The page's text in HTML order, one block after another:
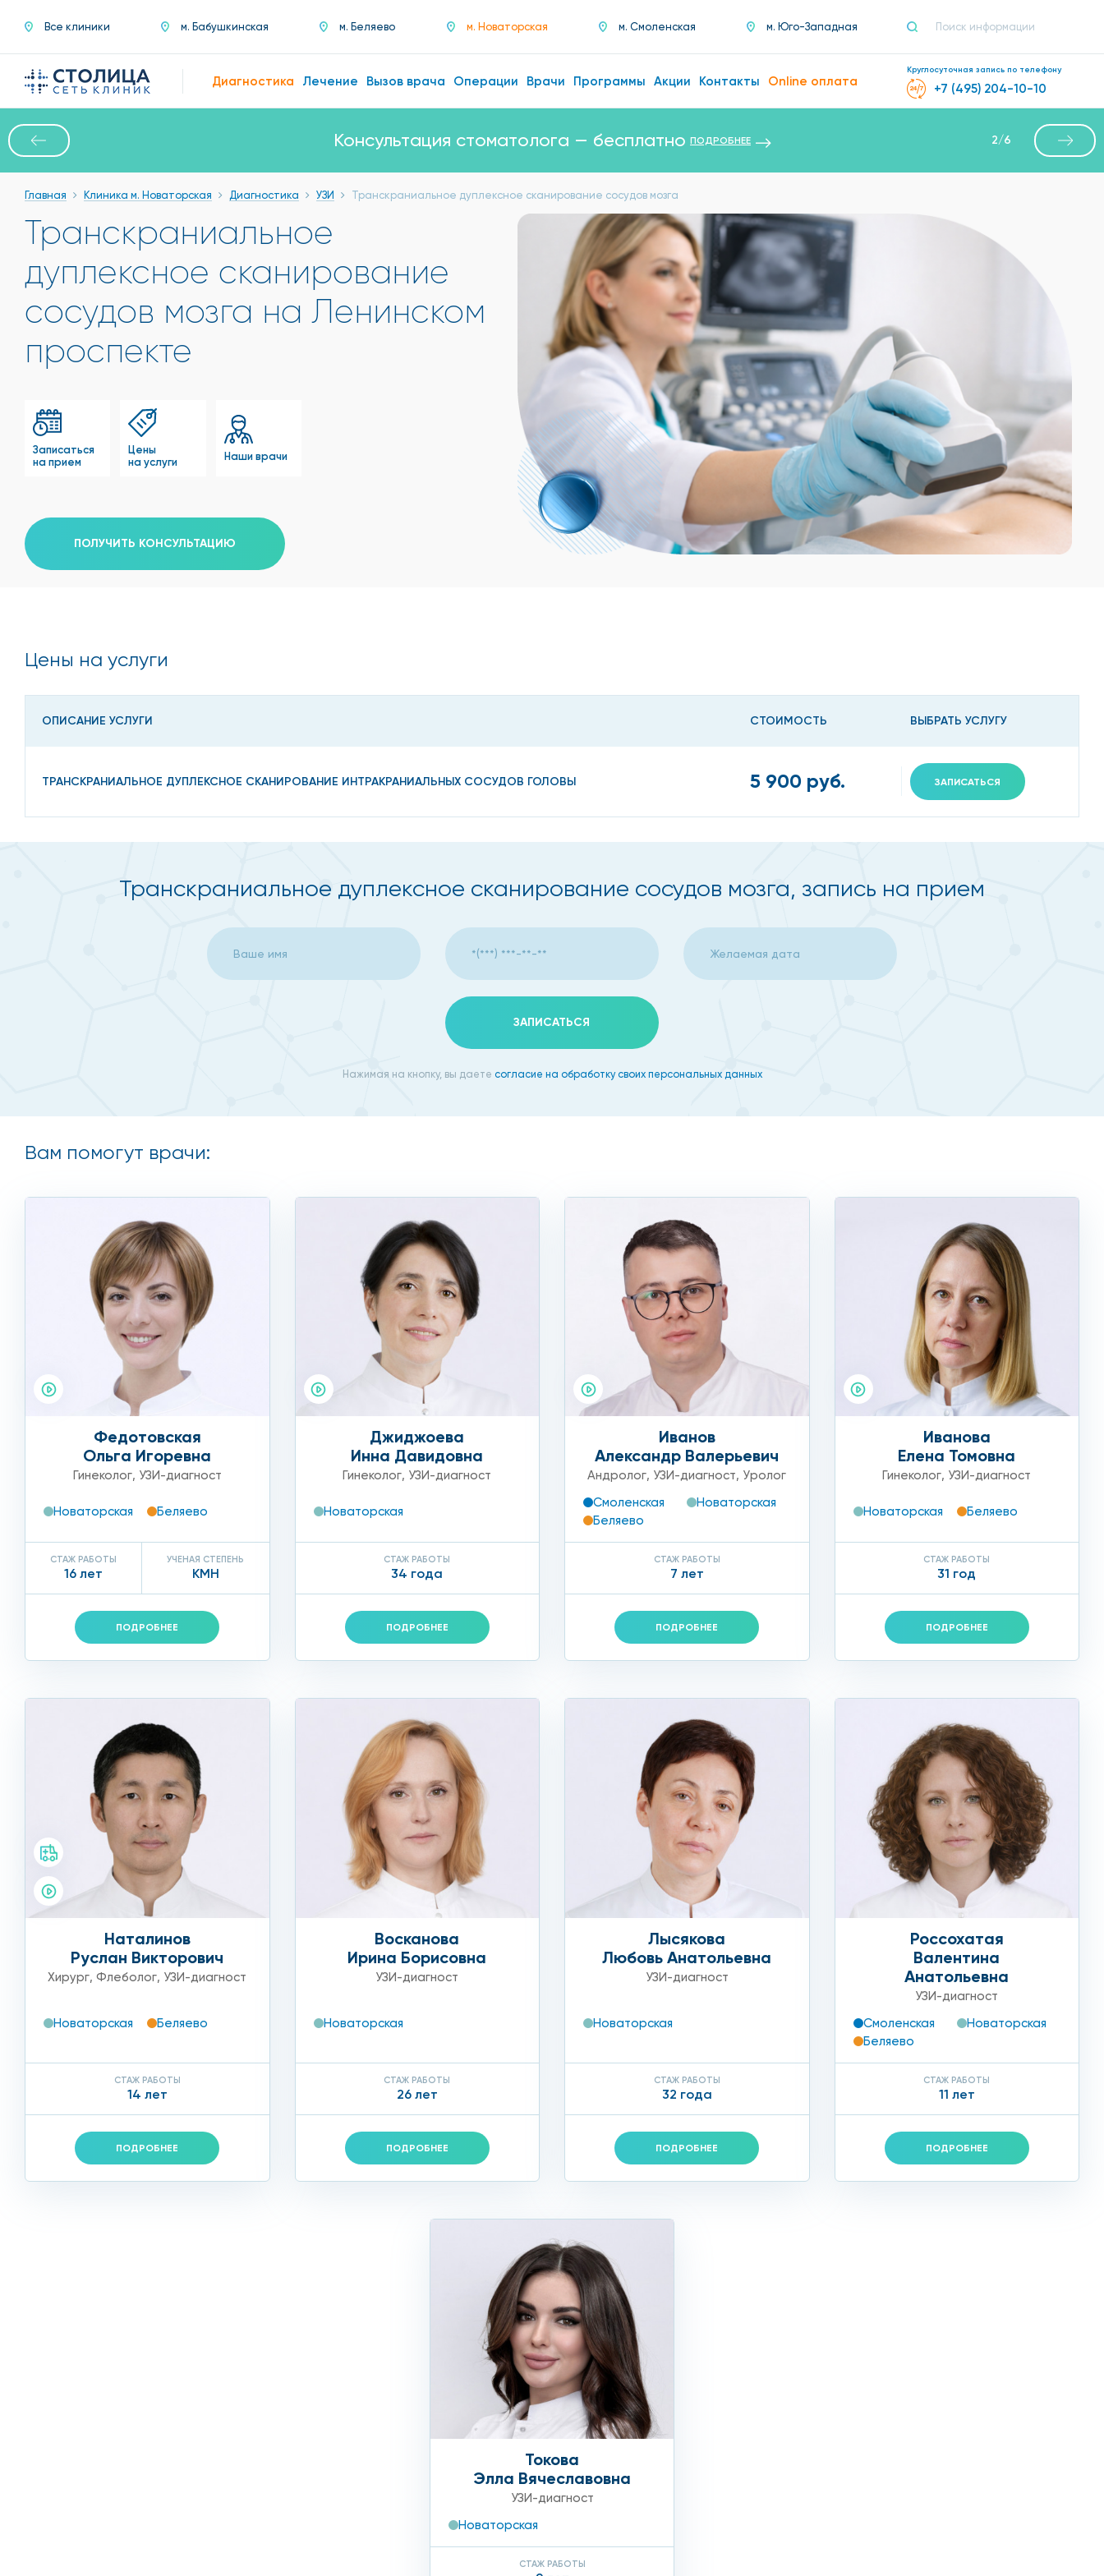
Все клиники м. Бабушкинская м. Беляево м. Новаторская м. Смоленская м. Юго-Западная
Диагностика Лечение Вызов врача Операции Врачи Программы Акции Контакты Online оплата
Круглосуточная запись по телефону
+7 (495) 204-10-10
Консультация стоматолога — бесплатно ПОДРОБНЕЕ 2/6
Главная Клиника м. Новаторская Диагностика УЗИ Транскраниальное дуплексное сканирование сосудов мозга
Транскраниальное
дуплексное сканирование
сосудов мозга на Ленинском
проспекте
Записаться
на прием
Цены
на услуги
Наши врачи
ПОЛУЧИТЬ КОНСУЛЬТАЦИЮ
Цены на услуги
ОПИСАНИЕ УСЛУГИ СТОИМОСТЬ ВЫБРАТЬ УСЛУГУ
ТРАНСКРАНИАЛЬНОЕ ДУПЛЕКСНОЕ СКАНИРОВАНИЕ ИНТРАКРАНИАЛЬНЫХ СОСУДОВ ГОЛОВЫ 5 900 руб. ЗАПИСАТЬСЯ
Транскраниальное дуплексное сканирование сосудов мозга, запись на прием
ЗАПИСАТЬСЯ
Нажимая на кнопку, вы даете согласие на обработку своих персональных данных
Вам помогут врачи:
Федотовская
Ольга Игоревна
Гинеколог, УЗИ-диагност
Новаторская Беляево
СТАЖ РАБОТЫ
16 лет
УЧЕНАЯ СТЕПЕНЬ
КМН
ПОДРОБНЕЕ
Джиджоева
Инна Давидовна
Гинеколог, УЗИ-диагност
Новаторская
СТАЖ РАБОТЫ
34 года
ПОДРОБНЕЕ
Иванов
Александр Валерьевич
Андролог, УЗИ-диагност, Уролог
Смоленская
Новаторская
Беляево
СТАЖ РАБОТЫ
7 лет
ПОДРОБНЕЕ
Иванова
Елена Томовна
Гинеколог, УЗИ-диагност
Новаторская Беляево
СТАЖ РАБОТЫ
31 год
ПОДРОБНЕЕ
Наталинов
Руслан Викторович
Хирург,Флеболог, УЗИ-диагност
Новаторская Беляево
СТАЖ РАБОТЫ
14 лет
ПОДРОБНЕЕ
Восканова
Ирина Борисовна
УЗИ-диагност
Новаторская
СТАЖ РАБОТЫ
26 лет
ПОДРОБНЕЕ
Лысякова
Любовь Анатольевна
УЗИ-диагност
Новаторская
СТАЖ РАБОТЫ
32 года
ПОДРОБНЕЕ
Россохатая
Валентина
Анатольевна
УЗИ-диагност
Смоленская
Новаторская
Беляево
СТАЖ РАБОТЫ
11 лет
ПОДРОБНЕЕ
Токова
Элла Вячеславовна
УЗИ-диагност
Новаторская
СТАЖ РАБОТЫ